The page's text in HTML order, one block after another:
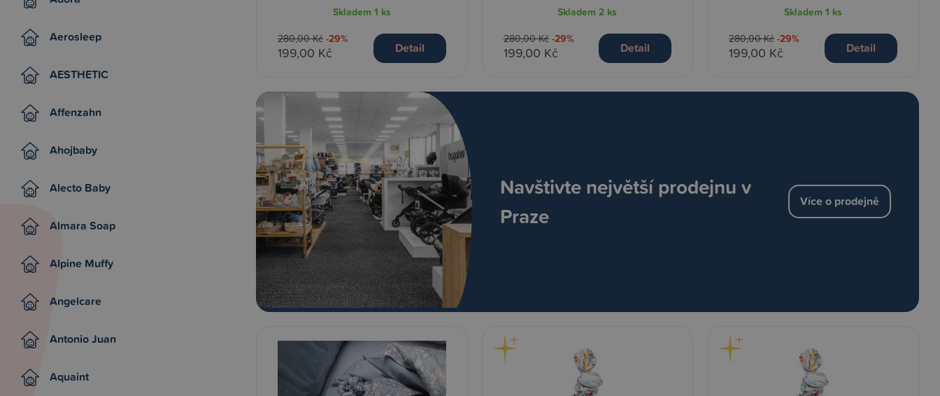
Aerosleep
AESTHETIC
Affenzahn
Ahojbaby
Alecto Baby
Almara Soap
Alpine Muffy
Angelcare
Antonio Juan
Aquaint
Navštivte největší prodejnu v
Praze
Více o prodejně
Skladem 1 ks
280,00 Kč -29%
199,00 Kč Detail
Skladem2 ks
280,00 Kč -29%
199,00 Kč Detail
Skladem1 ks
280,00 Kč -29%
199,00 Kč Detail